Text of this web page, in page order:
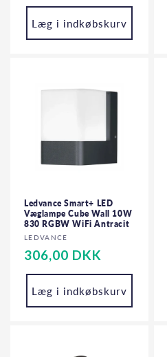
Læg i indkøbskurv
Ledvance Smart+ LED
Væglampe Cube Wall 10W
830 RGBW WiFi Antracit
Forhandler:
LEDVANCE
Normalpris
306,00 DKK
Læg i indkøbskurv